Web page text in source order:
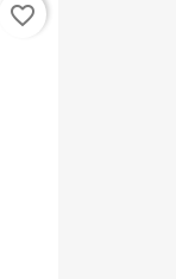
favorite_border